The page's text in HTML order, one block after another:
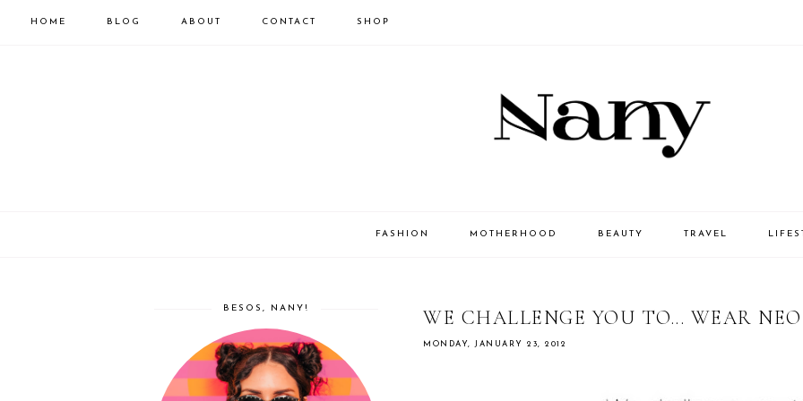
HOME BLOG ABOUT CONTACT SHOP
FASHION MOTHERHOOD BEAUTY TRAVEL
WE CHALLENGE YOU TO... WEAR
MONDAY, JANUARY 23, 2012
BESOS, NANY!